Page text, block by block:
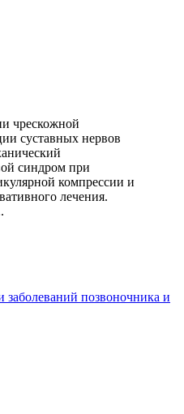
чрескожной
суставных нервов
синдром при
компрессии и
лечения.
позвоночника и